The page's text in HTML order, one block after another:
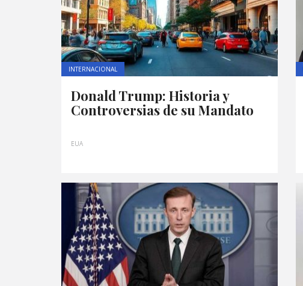
INTERNACIONAL
Donald Trump: Historia y
Controversias de su Mandato
EUA